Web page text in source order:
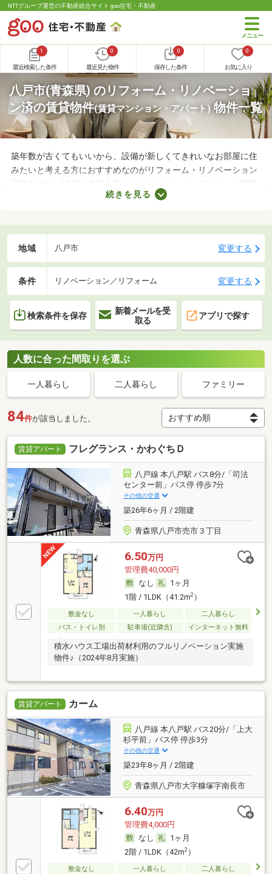
NTTグループ運営の不動産総合サイト goo住宅・不動産
1
最近検索した条件
0
最近見た物件
0
保存した条件
0
お気に入り
八戸市(青森県) のリフォーム・リノベーショ
ン済の賃貸物件(賃貸マンション・アパート) 物件一覧
築年数が古くてもいいから、設備が新しくてきれいなお部屋に住
みたいと考える方におすすめなのがリフォーム・リノベーション
済物件です。設備や内装を新しくしている・ニーズにあった間取
りに変えているなど、住みやすさが格段にアップしていることが
べて、気になるお部屋を見つけましょう。
続きを見る
地域 八戸市 変更する
条件 リノベーション／リフォーム 変更する
検索条件を保存
新着メールを受
取る
アプリで探す
人数に合った間取りを選ぶ
一人暮らし 二人暮らし ファミリー
84件が該当しました。
賃貸アパート フレグランス・かわぐちＤ
八戸線 本八戸駅 バス8分/「司法
センター前」バス停 停歩7分
その他の交通
築26年6ヶ月 / 2階建
青森県八戸市売市３丁目
6.50万円
管理費40,000円
なし
1ヶ月
1階 / 1LDK（41.2m2）
敷金なし 一人暮らし
二人暮らし
バス・トイレ別
駐車場(近隣含) インターネット無料
積水ハウス工場出荷材利用のフルリノベーション実施
物件♪（2024年8月実施）
賃貸アパート カーム
八戸線 本八戸駅 バス20分/「上大
杉平前」バス停 停歩3分
その他の交通
築23年8ヶ月 / 2階建
青森県八戸市大字糠塚字南長市
6.40万円
管理費4,000円
なし
1ヶ月
2階 / 1LDK（42m2）
敷金なし 一人暮らし
二人暮らし